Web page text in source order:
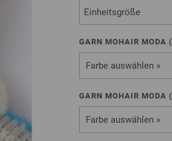
GARN MOHAIR MODA (
Farbe auswählen »
GARN MOHAIR MODA (
Farbe auswählen »